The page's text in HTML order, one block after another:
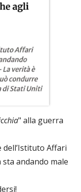
" alla guerra
Affari
andando male